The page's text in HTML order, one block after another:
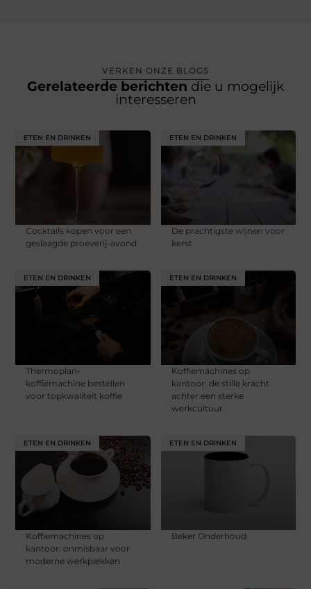
VERKEN ONZE BLOGS
Gerelateerde berichten die u mogelijk
interesseren
ETEN EN DRINKEN
Cocktails kopen voor een
geslaagde proeverij-avond
ETEN EN DRINKEN
De prachtigste wijnen voor
kerst
ETEN EN DRINKEN
Thermoplan-
koffiemachine bestellen
voor topkwaliteit koffie
ETEN EN DRINKEN
Koffiemachines op
kantoor: de stille kracht
achter een sterke
werkcultuur
ETEN EN DRINKEN
Koffiemachines op
kantoor: onmisbaar voor
moderne werkplekken
ETEN EN DRINKEN
Beker Onderhoud